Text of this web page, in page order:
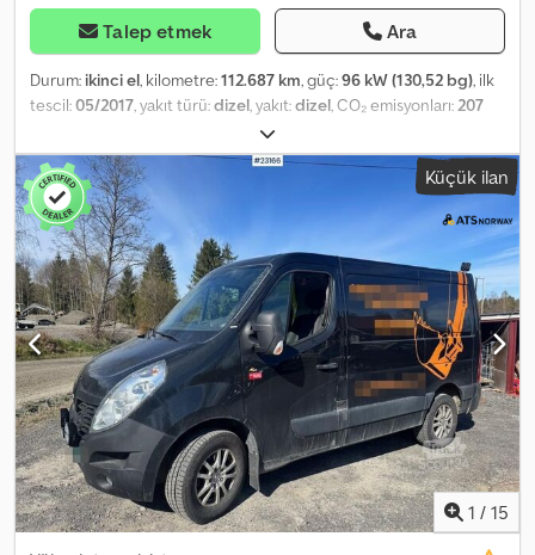
Talep etmek Ara
Durum: ikinci el, kilometre:112.687 km, güç:96 kW (130,52 bg), ilk
tescil:05/2017, yakıt türü:dizel, yakıt:dizel, CO₂ emisyonları:207
mekanik
Euro 6, koltuk sayısı:9, Üretim yılı:2017, Donanım:Bluetooth,
elektrikli ayna, hidrolik direksiyon, hız sabitleyici, is filtrasyon
filtresi, klima, merkezi kilitleme, sürgülü kapı, tam servis geçmişi
= Ek Seçenekler ve Aksesuarlar = - 12 Volt priz - Üçüncü fren
lambası - Uzaktan kumandalı merkezi kilitleme - Tonlu camlar -
Yüksekliği ayarlanabilir sürücü koltuğu - Yüksekliği ayarlanabilir
direksiyon - Yüksekliği ayarlanabilir ön koltuklar - Konforlu
koltuklar Dcodpozti Axofx Aahsk - Arka başlıklar - Arka orta kol
dayama - Arka park sensörleri - Radyo hazırlığı - Yedek lastik -
Tekerlekli sandalye asansörü - Geri görüş kamerası - Sağ tarafta
yana kayan kapı - Bluetooth özellikli telefon = Ek Bilgiler = Genel
Bilgiler Kapı sayısı: 5 Model yılı: 2026 Teknik Bilgiler Silindir sayısı: 4
Motor hacmi: 2.299 cc Ölçüler Uzunluk/Yükseklik: L3H2 Ağırlıklar
Boş ağırlık: 2.757 kg Yük kapasitesi: 743 kg Toplam ağırlık: 3.500 kg
Maks. Çekme kapasitesi: 2.500 kg (frenli 750 kg) İç Mekan İç
mekan: Siyah Yakıt Tüketimi Ortalama yakıt tüketimi: 7,9 l/100km
Küçük ilan
1 / 15